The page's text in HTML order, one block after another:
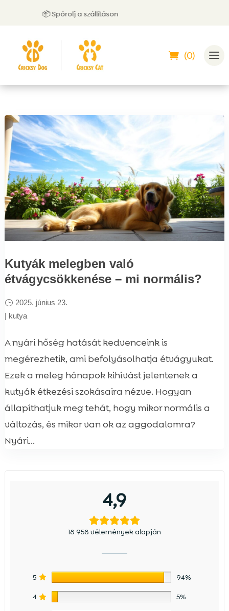
📦 Spórolj a szállításon
(0)
Kutyák melegben való
étvágycsökkenése – mi normális?
2025. június 23.
| kutya
A nyári hőség hatását kedvenceink is
megérezhetik, ami befolyásolhatja étvágyukat.
Ezek a meleg hónapok kihívást jelentenek a
kutyák étkezési szokásaira nézve. Hogyan
állapíthatjuk meg tehát, hogy mikor normális a
változás, és mikor van ok az aggodalomra?
Nyári...
4,9
18 958 vélemények alapján
5 94%
4 5%